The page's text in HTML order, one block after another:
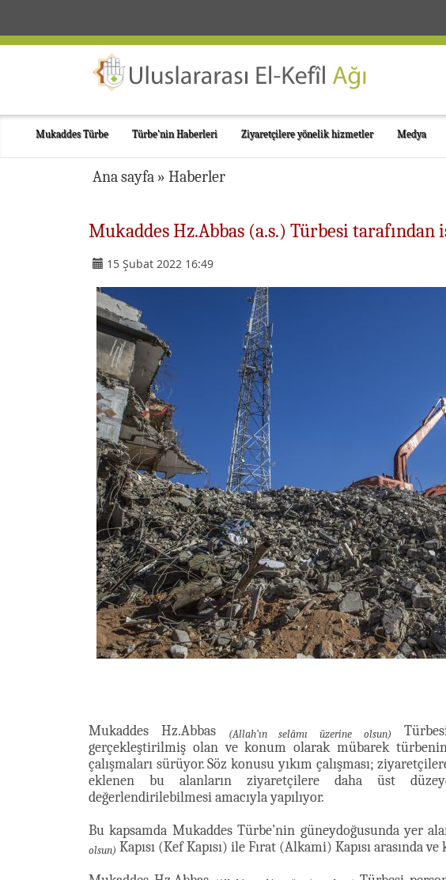
Mukaddes Türbe Türbe'nin Haberleri Ziyaretçilere yönelik hizmetler Medya
Ana sayfa » Haberler
Mukaddes Hz.Abbas (a.s.) Türbesi
15 Şubat 2022 16:49
Mukaddes Hz.Abbas (Allah’ın selâmı üzerine olsun)
gerçekleştirilmiş olan ve konum olarak mübarek
çalışmaları sürüyor. Söz konusu yıkım çalışması;
eklenen bu alanların ziyaretçilere daha üst
değerlendirilebilmesi amacıyla yapılıyor.
Bu kapsamda Mukaddes Türbe’nin güneydoğusunda yer
olsun) Kapısı (Kef Kapısı) ile Fırat (Alkami) Kapısı arasında